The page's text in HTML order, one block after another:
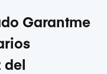
Garantme
del